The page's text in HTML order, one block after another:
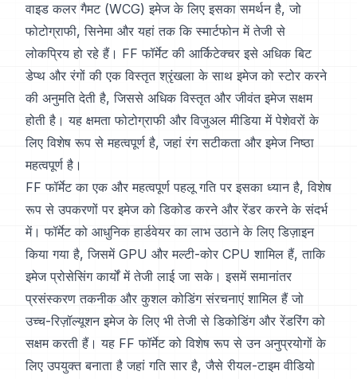
वाइड कलर गैमट (WCG) इमेज के लिए इसका समर्थन है, जो
फोटोग्राफी, सिनेमा और यहां तक कि स्मार्टफोन में तेजी से
लोकप्रिय हो रहे हैं। FF फॉर्मेट की आर्किटेक्चर इसे अधिक बिट
डेप्थ और रंगों की एक विस्तृत श्रृंखला के साथ इमेज को स्टोर करने
की अनुमति देती है, जिससे अधिक विस्तृत और जीवंत इमेज सक्षम
होती है। यह क्षमता फोटोग्राफी और विजुअल मीडिया में पेशेवरों के
लिए विशेष रूप से महत्वपूर्ण है, जहां रंग सटीकता और इमेज निष्ठा
महत्वपूर्ण है।
FF फॉर्मेट का एक और महत्वपूर्ण पहलू गति पर इसका ध्यान है, विशेष
रूप से उपकरणों पर इमेज को डिकोड करने और रेंडर करने के संदर्भ
में। फॉर्मेट को आधुनिक हार्डवेयर का लाभ उठाने के लिए डिज़ाइन
किया गया है, जिसमें GPU और मल्टी-कोर CPU शामिल हैं, ताकि
इमेज प्रोसेसिंग कार्यों में तेजी लाई जा सके। इसमें समानांतर
प्रसंस्करण तकनीक और कुशल कोडिंग संरचनाएं शामिल हैं जो
उच्च-रिज़ॉल्यूशन इमेज के लिए भी तेजी से डिकोडिंग और रेंडरिंग को
सक्षम करती हैं। यह FF फॉर्मेट को विशेष रूप से उन अनुप्रयोगों के
लिए उपयुक्त बनाता है जहां गति सार है, जैसे रीयल-टाइम वीडियो